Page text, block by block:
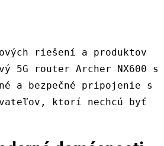
riešení a produktov
5G router Archer NX600 s
a bezpečné pripojenie s
ktorí nechcú byť